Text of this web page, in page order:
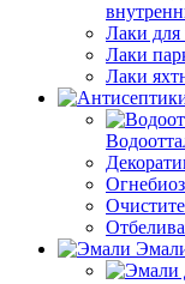
Лаки
Лаки
Лаки